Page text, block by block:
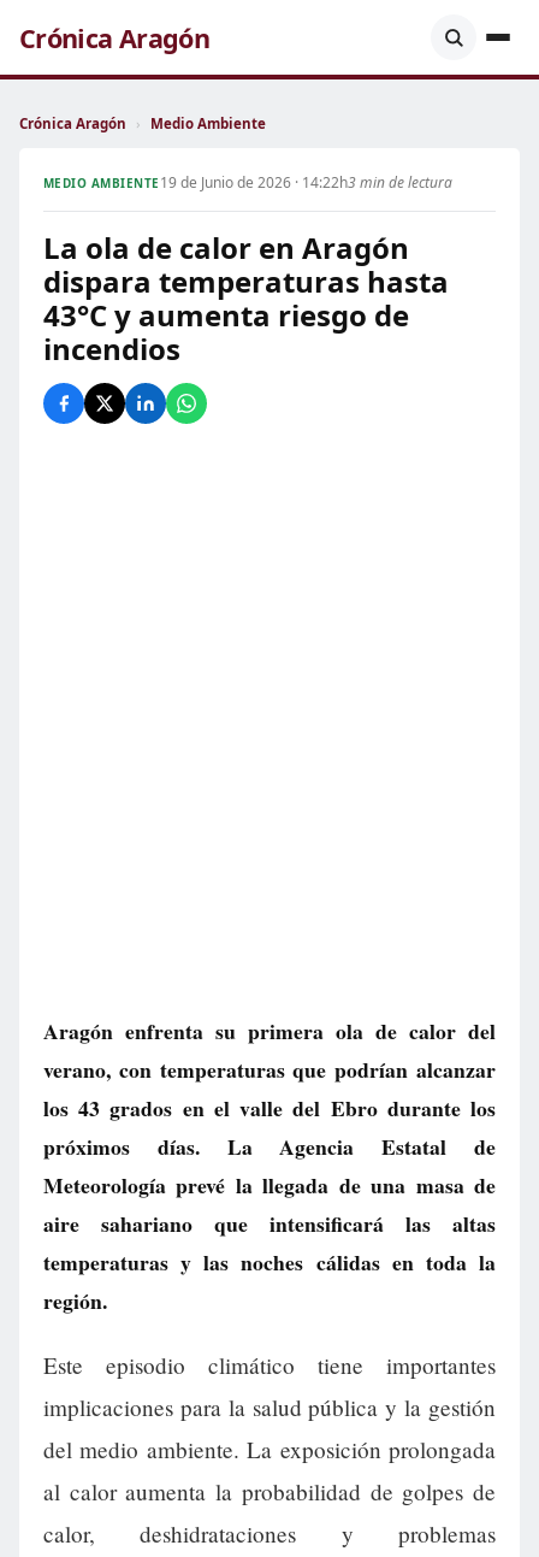
Crónica Aragón
Crónica Aragón › Medio Ambiente
MEDIO AMBIENTE 19 de Junio de 2026 · 14:22h3 min de lectura
La ola de calor en Aragón
dispara temperaturas hasta
43°C y aumenta riesgo de
incendios
Aragón enfrenta su primera ola de calor del
verano, con temperaturas que podrían alcanzar
los 43 grados en el valle del Ebro durante los
próximos días. La Agencia Estatal de
Meteorología prevé la llegada de una masa de
aire sahariano que intensificará las altas
temperaturas y las noches cálidas en toda la
región.
Este episodio climático tiene importantes
implicaciones para la salud pública y la gestión
del medio ambiente. La exposición prolongada
al calor aumenta la probabilidad de golpes de
calor, deshidrataciones y problemas